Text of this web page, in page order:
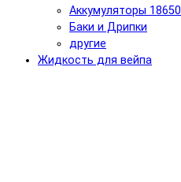
Аккумуляторы 18650
Баки и Дрипки
другие
Жидкость для вейпа